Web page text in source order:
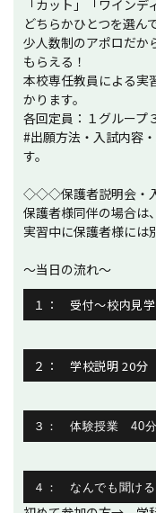
「カット」「ワインデ
どちらかひとつを選ん
少人数制のアポロだか
もらえる！
本校専任教員による実
かります。
各回定員：１グルー
#出願方法・入試内容
す。
◇◇◇保護者説明会・
保護者様同伴の場合は
実習中に保護者様には
～当日の流れ～
１： 受付～校内見学
２： 学校説明 20分
３： 体験授業 40
４： なんでも聞け